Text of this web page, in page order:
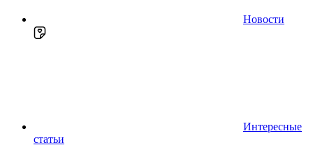
Новости
Интересные
статьи